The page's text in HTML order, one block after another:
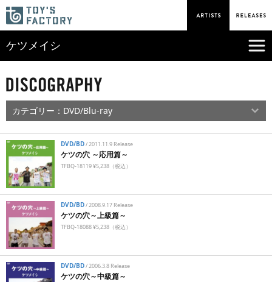
ケツメイシ
DVD/BD/2011.11.9 Release
ケツの穴 ～応用篇～
TFBQ-18119 ¥5,238（税込）
DVD/BD/2008.9.17 Release
ケツの穴～上級篇～
TFBQ-18088 ¥5,238（税込）
DVD/BD/2006.3.8 Release
ケツの穴～中級篇～